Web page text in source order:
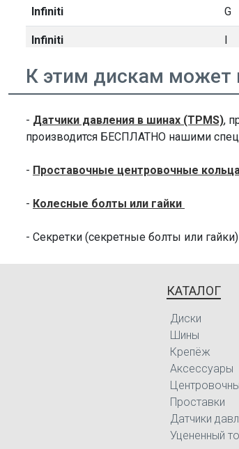
Infiniti G
Infiniti
Infiniti
Infiniti I
Infiniti M
Infiniti
Infiniti
К этим дискам может
- Датчики давления в шинах (TPMS),
производится БЕСПЛАТНО нашими
- Проставочные центровочные
- Колесные болты или гайки
- Секретки (секретные болты или гайки)
КАТАЛОГ
Диски
Шины
Крепёж
Аксессуары
Проставки
Датчики
Уцененный